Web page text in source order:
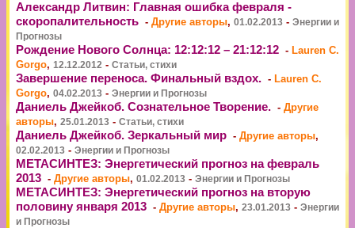
Александр Литвин: Главная ошибка февраля -
скоропалительность - Другие авторы, 01.02.2013 - Энергии и
Прогнозы
Рождение Нового Солнца: 12:12:12 – 21:12:12 - Lauren C.
Gorgo, 12.12.2012 - Статьи, стихи
Завершение переноса. Финальный вздох. - Lauren C.
Gorgo, 04.02.2013 - Энергии и Прогнозы
Даниель Джейкоб. Сознательное Творение. - Другие
авторы, 25.01.2013 - Статьи, стихи
Даниель Джейкоб. Зеркальный мир - Другие авторы,
02.02.2013 - Энергии и Прогнозы
МЕТАСИНТЕЗ: Энергетический прогноз на февраль
2013 - Другие авторы, 01.02.2013 - Энергии и Прогнозы
МЕТАСИНТЕЗ: Энергетический прогноз на вторую
половину января 2013 - Другие авторы, 23.01.2013 - Энергии
и Прогнозы